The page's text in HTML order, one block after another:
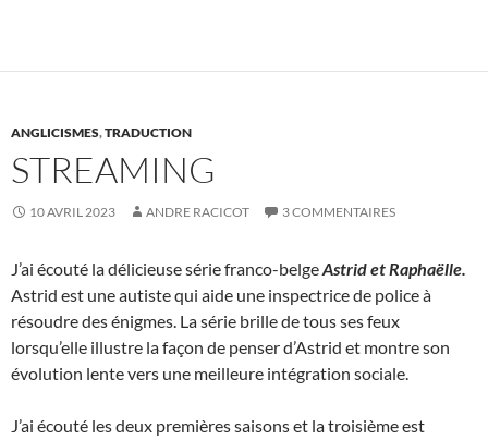
ANGLICISMES,TRADUCTION
STREAMING
10 AVRIL 2023 ANDRE RACICOT 3 COMMENTAIRES
J’ai écouté la délicieuse série franco-belgeAstrid et Raphaëlle.
Astrid est une autiste qui aide une inspectrice de police à
résoudre des énigmes. La série brille de tous ses feux
lorsqu’elle illustre la façon de penser d’Astrid et montre son
évolution lente vers une meilleure intégration sociale.
J’ai écouté les deux premières saisons et la troisième est